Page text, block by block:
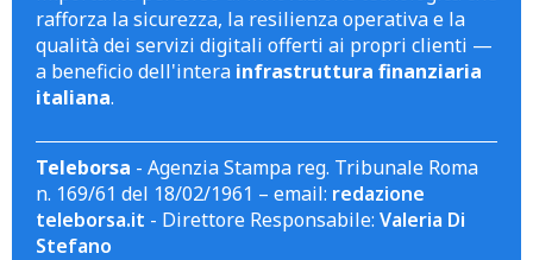
rafforza la sicurezza, la resilienza operativa e la
qualità dei servizi digitali offerti ai propri clienti —
a beneficio dell'intera infrastruttura finanziaria
italiana.
Teleborsa - Agenzia Stampa reg. Tribunale Roma
n. 169/61 del 18/02/1961 – email: redazione
teleborsa.it - Direttore Responsabile: Valeria Di
Stefano